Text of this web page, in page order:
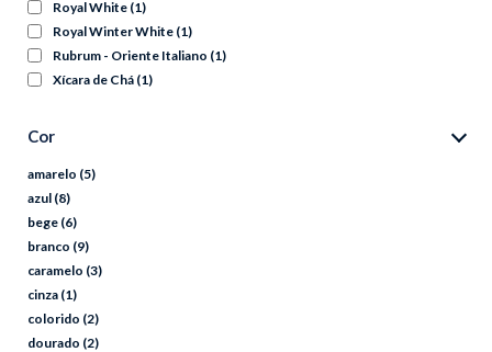
Royal White (1)
Royal Winter White (1)
Rubrum - Oriente Italiano (1)
Xícara de Chá (1)
Cor
amarelo (5)
azul (8)
bege (6)
branco (9)
caramelo (3)
cinza (1)
colorido (2)
dourado (2)